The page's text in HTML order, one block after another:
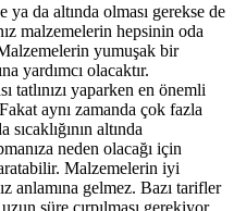
ya da altında olması gerekse de
malzemelerin hepsinin oda
yumuşak bir
yardımcı olacaktır.
tatlınızı yaparken en önemli
aynı zamanda çok fazla
altında
neden olacağı için
Malzemelerin iyi
anlamına gelmez. Bazı tarifler
süre çırpılması gerekiyor